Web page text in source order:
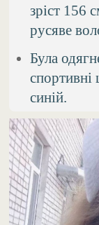
зріст 156
русяве
Була
спортивні
синій.